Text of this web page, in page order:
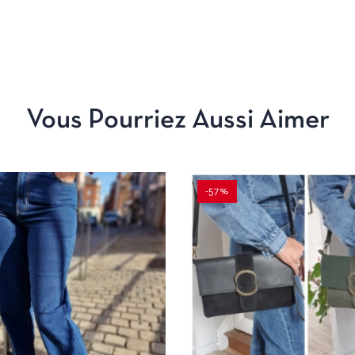
Vous Pourriez Aussi Aimer
-57%